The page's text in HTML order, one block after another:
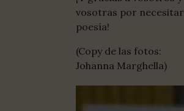
vosotras por necesitar
poesía!
(Copy de las fotos:
Johanna Marghella)